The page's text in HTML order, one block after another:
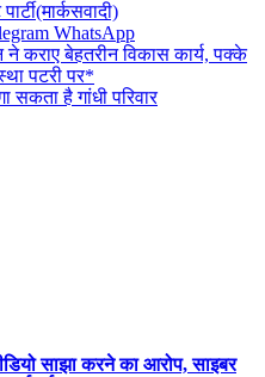
WhatsApp
ने कराए बेहतरीन विकास कार्य, पक्के
पटरी पर*
सकता है गांधी परिवार
साझा करने का आरोप, साइबर